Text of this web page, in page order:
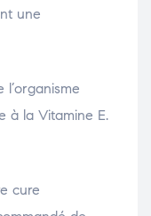
une
l’organisme
à la Vitamine E.
cure